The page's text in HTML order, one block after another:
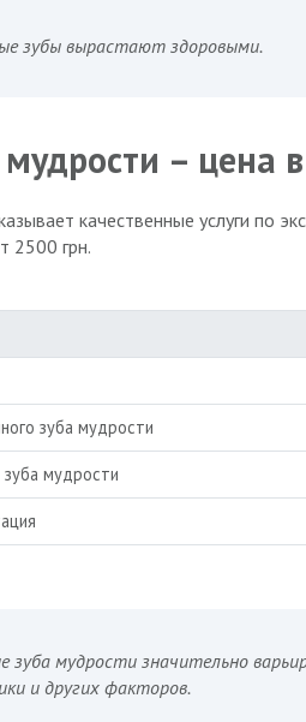
зубы вырастают здоровыми.
– цена
качественные услуги по
2500 грн.
зуба мудрости
мудрости
зуба мудрости значительно
и других факторов.